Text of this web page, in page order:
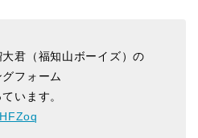
君（福知山ボーイズ）の
フォーム
います。